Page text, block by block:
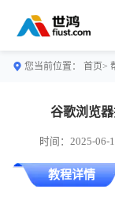
您当前位置： 首页>
谷歌浏览
时间：2025-06-
教程详情